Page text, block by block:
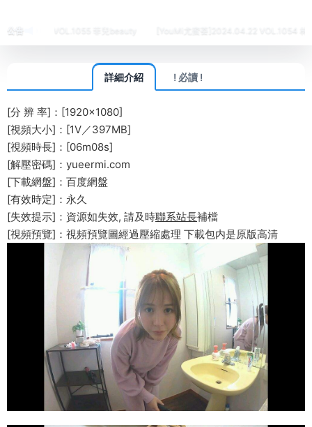
公告 VOL.1055 菲兒beauty [YouMi尤蜜荟]2024.04.22 VOL.1054 林幼一
詳細介紹 ! 必讀 !
[分 辨 率]：[1920×1080]
[視頻大小]：[1V／397MB]
[視頻時長]：[06m08s]
[解壓密碼]：yueermi.com
[下載網盤]：百度網盤
[有效時定]：永久
[失效提示]：資源如失效, 請及時聯系站長補檔
[視頻預覽]：視頻預覽圖經過壓縮處理 下載包内是原版高清